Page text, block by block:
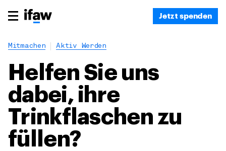
Jetzt spenden
Mitmachen Aktiv Werden
Helfen Sie uns
dabei, ihre
Trinkflaschen zu
füllen?